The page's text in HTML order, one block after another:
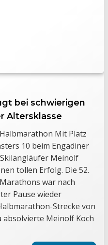
bei schwierigen
Altersklasse
Mit Platz
10 beim Engadiner
Meinolf
tollen Erfolg. Die 52.
war nach
Pause wieder
Strecke von
absolvierte Meinolf Koch